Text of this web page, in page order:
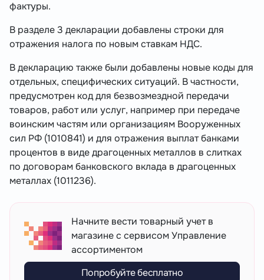
фактуры.
В разделе 3 декларации добавлены строки для
отражения налога по новым ставкам НДС.
В декларацию также были добавлены новые коды для
отдельных, специфических ситуаций. В частности,
предусмотрен код для безвозмездной передачи
товаров, работ или услуг, например при передаче
воинским частям или организациям Вооруженных
сил РФ (1010841) и для отражения выплат банками
процентов в виде драгоценных металлов в слитках
по договорам банковского вклада в драгоценных
металлах (1011236).
Начните вести товарный учет в
магазине с сервисом Управление
ассортиментом
Попробуйте бесплатно